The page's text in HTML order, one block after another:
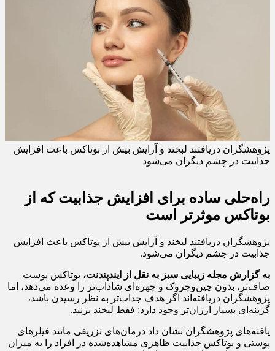
پژوهشگران دریافتند لبخند و آرایش بیش از بوتاکس باعث افزایش
جذابیت در چشم دیگران می‌شود
راه‌حلی ساده برای افزایش جذابیت که از
بوتاکس موثرتر است
پژوهشگران دریافتند لبخند و آرایش بیش از بوتاکس باعث افزایش
جذابیت در چشم دیگران می‌شود.
به گزارش مجله زیبایی سبز به نقل از ایندپندنت، بوتاکس پوست
صاف‌تر، بدون چین‌وچروک و چهره‌ای شاداب‌تر را وعده می‌دهد، اما
پژوهشگران دریافته‌اند اگر هدف جذاب‌تر به نظر رسیدن باشد،
گزینه‌ای بسیار ارزان‌تر وجود دارد‌: فقط لبخند بزنید.
یافته‌های پژوهشگران نشان داد درمان‌های تزریقی مانند فیلرهای
پوستی و بوتاکس جذابیت ظاهری مشاهده‌شده در افراد را به میزان